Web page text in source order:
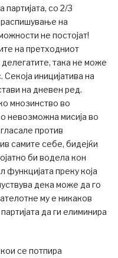
со 2/3
на
не постојат!
на претходниот
така не може
иницијатива на
на дневен ред.
мнозинство во
невозможна мисија во
против
самите себе, бидејќи
би водела кон
функцијата преку која
дека може да го
му е никаков
да ги елиминира
кои се потпира